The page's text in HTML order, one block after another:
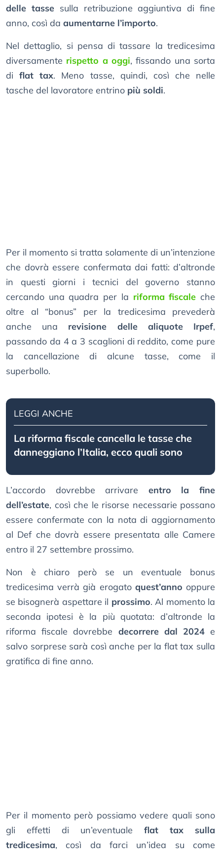
delle tassesulla retribuzione aggiuntiva di fine
anno, così da aumentarne l’importo.
Nel dettaglio, si pensa di tassare la tredicesima
diversamente rispetto a oggi, fissando una sorta
diflat tax. Meno tasse, quindi, così che nelle
tasche del lavoratore entrino più soldi.
Per il momento si tratta solamente di un’intenzione
che dovrà essere confermata dai fatti: d’altronde
in questi giorni i tecnici del governo stanno
cercando una quadra per la riforma fiscale che
oltre al “bonus” per la tredicesima prevederà
anche una revisione delle aliquote Irpef,
passando da 4 a 3 scaglioni di reddito, come pure
la cancellazione di alcune tasse, come il
superbollo.
LEGGI ANCHE
La riforma fiscale cancella le tasse che
danneggiano l’Italia, ecco quali sono
L’accordo dovrebbe arrivare entro la fine
dell’estate, così che le risorse necessarie possano
essere confermate con la nota di aggiornamento
al Def che dovrà essere presentata alle Camere
entro il 27 settembre prossimo.
Non è chiaro però se un eventuale bonus
tredicesima verrà già erogato quest’anno oppure
se bisognerà aspettare il prossimo. Al momento la
seconda ipotesi è la più quotata: d’altronde la
riforma fiscale dovrebbe decorrere dal 2024e
salvo sorprese sarà così anche per la flat tax sulla
gratifica di fine anno.
Per il momento però possiamo vedere quali sono
gli effetti di un’eventuale flat tax sulla
tredicesima, così da farci un’idea su come